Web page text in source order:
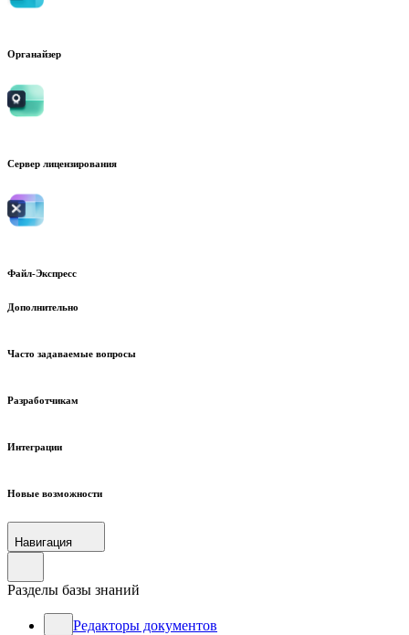
Органайзер
Сервер лицензирования
Файл-Экспресс
Дополнительно
Часто задаваемые вопросы
Разработчикам
Интеграции
Новые возможности
Навигация
Разделы базы знаний
Редакторы документов